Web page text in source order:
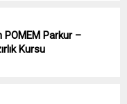
POMEM Parkur –
Kursu